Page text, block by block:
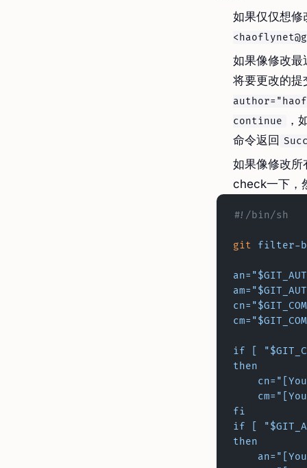
如果仅仅想修
如果像修改最
将要更改的提
continue
，
命令返回
如果像修改所
check一下，
#!/bin/sh
git filter-
if [
then
fi
if [
then